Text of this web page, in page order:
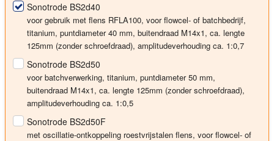
Sonotrode BS2d40
voor gebruik met flens RFLA100, voor flowcel- of batchbedrijf,
titanium, puntdiameter40 mm, buitendraad M14x1, ca. lengte
125mm (zonder schroefdraad), amplitudeverhouding ca. 1:0,7
Sonotrode BS2d50
voor batchverwerking, titanium, puntdiameter50 mm,
buitendraad M14x1, ca. lengte 125mm (zonder schroefdraad),
amplitudeverhouding ca. 1:0,5
Sonotrode BS2d50F
met oscillatie-ontkoppeling roestvrijstalen flens, voor flowcel- of